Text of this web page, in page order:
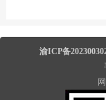
渝ICP备